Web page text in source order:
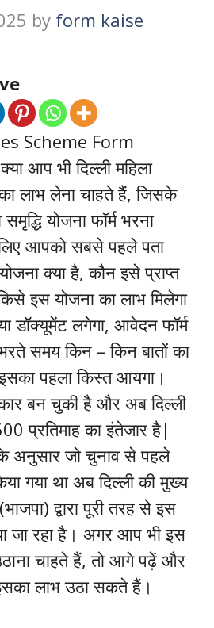
by form kaise
Scheme Form
आप भी दिल्ली महिला
लाभ लेना चाहते हैं, जिसके
योजना फॉर्म भरना
आपको सबसे पहले पता
क्या है, कौन इसे प्राप्त
इस योजना का लाभ मिलेगा
डॉक्यूमेंट लगेगा, आवेदन फॉर्म
समय किन – किन बातों का
पहला किस्त आयगा।
बन चुकी है और अब दिल्ली
प्रतिमाह का इंतेजार है|
अनुसार जो चुनाव से पहले
गया था अब दिल्ली की मुख्य
द्वारा पूरी तरह से इस
जा रहा है। अगर आप भी इस
चाहते हैं, तो आगे पढ़ें और
लाभ उठा सकते हैं।